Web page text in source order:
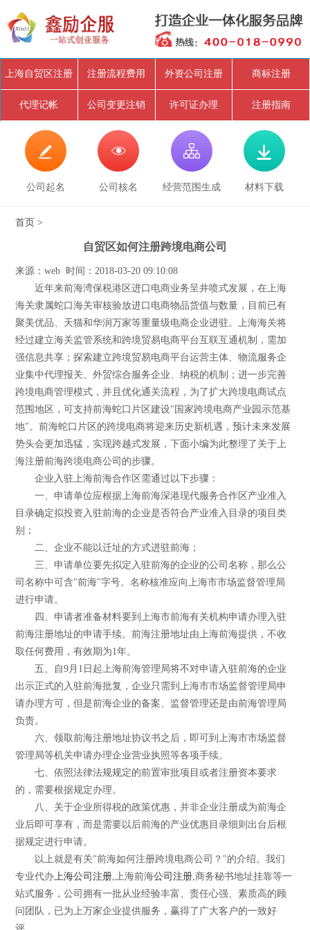
上海自贸区注册 注册流程费用 外资公司注册 商标注册
代理记帐 公司变更注销 许可证办理 注册指南

公司起名

公司核名

经营范围生成

材料下载
首页 >
自贸区如何注册跨境电商公司
来源：web 时间：2018-03-20 09:10:08
近年来前海湾保税港区进口电商业务呈井喷式发展，在上海
海关隶属蛇口海关审核验放进口电商物品货值与数量，目前已有
聚美优品、天猫和华润万家等重量级电商企业进驻。上海海关将
经过建立海关监管系统和跨境贸易电商平台互联互通机制，需加
强信息共享；探索建立跨境贸易电商平台运营主体、物流服务企
业集中代理报关、外贸综合服务企业、纳税的机制；进一步完善
跨境电商管理模式，并且优化通关流程，为了扩大跨境电商试点
范围地区，可支持前海蛇口片区建设"国家跨境电商产业园示范基
地"。前海蛇口片区的跨境电商将迎来历史新机遇，预计未来发展
势头会更加迅猛，实现跨越式发展，下面小编为此整理了关于上
海注册前海跨境电商公司的步骤。
企业入驻上海前海合作区需通过以下步骤：
一、申请单位应根据上海前海深港现代服务合作区产业准入
目录确定拟投资入驻前海的企业是否符合产业准入目录的项目类
别；
二、企业不能以迁址的方式进驻前海；
三、申请单位要先拟定入驻前海的企业的公司名称，那么公
司名称中可含"前海"字号。名称核准应向上海市市场监督管理局
进行申请。
四、申请者准备材料要到上海市前海有关机构申请办理入驻
前海注册地址的申请手续。前海注册地址由上海前海提供，不收
取任何费用，有效期为1年。
五、自9月1日起上海前海管理局将不对申请入驻前海的企业
出示正式的入驻前海批复，企业只需到上海市市场监督管理局申
请办理方可，但是前海企业的备案、监督管理还是由前海管理局
负责。
六、领取前海注册地址协议书之后，即可到上海市市场监督
管理局等机关申请办理企业营业执照等各项手续。
七、依照法律法规规定的前置审批项目或者注册资本要求
的，需要根据规定办理。
八、关于企业所得税的政策优惠，并非企业注册成为前海企
业后即可享有，而是需要以后前海的产业优惠目录细则出台后根
据规定进行申请。
以上就是有关"前海如何注册跨境电商公司？"的介绍。我们
专业代办 上海公司注册 ,上海前海公司注册 ,商务秘书地址挂靠等一
站式服务，公司拥有一批从业经验丰富、责任心强、素质高的顾
问团队，已为上万家企业提供服务，赢得了广大客户的一致好